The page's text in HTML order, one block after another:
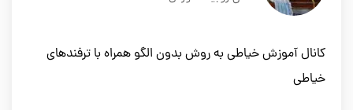
کانال آموزش خیاطی به روش بدون الگو همراه با ترفندهای
خیاطی